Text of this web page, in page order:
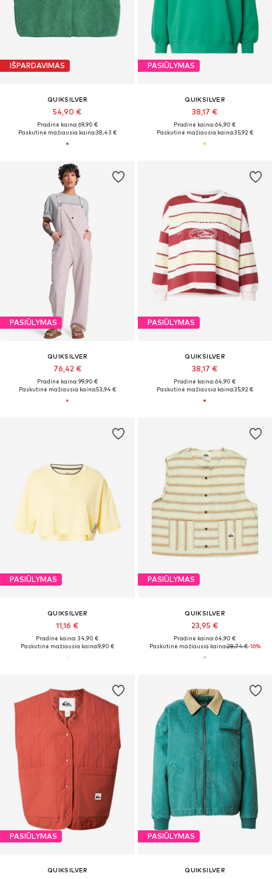
IŠPARDAVIMAS
QUIKSILVER
54,90 €
Pradinė kaina: 69,90 €
Paskutinė mažiausia kaina:38,43 €
PASIŪLYMAS
QUIKSILVER
38,17 €
Pradinė kaina: 64,90 €
Paskutinė mažiausia kaina:35,92 €
PASIŪLYMAS
QUIKSILVER
76,42 €
Pradinė kaina: 99,90 €
Paskutinė mažiausia kaina:53,94 €
PASIŪLYMAS
QUIKSILVER
38,17 €
Pradinė kaina: 64,90 €
Paskutinė mažiausia kaina:35,92 €
PASIŪLYMAS
QUIKSILVER
11,16 €
Pradinė kaina: 34,90 €
Paskutinė mažiausia kaina:9,90 €
PASIŪLYMAS
QUIKSILVER
23,95 €
Pradinė kaina: 64,90 €
Paskutinė mažiausia kaina:28,74 €-16%
PASIŪLYMAS
QUIKSILVER
PASIŪLYMAS
QUIKSILVER